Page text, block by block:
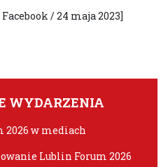
/ 24 maja 2023]
WYDARZENIA
2026 w mediach
Lublin Forum 2026